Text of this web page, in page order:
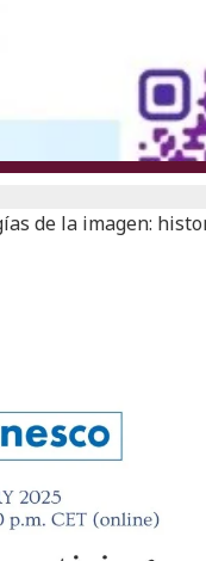
de la imagen: